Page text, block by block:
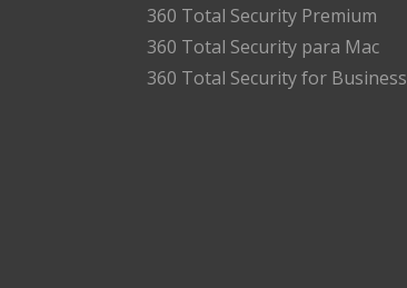
360 Total Security Premium
360 Total Security para Mac
360 Total Security for Business